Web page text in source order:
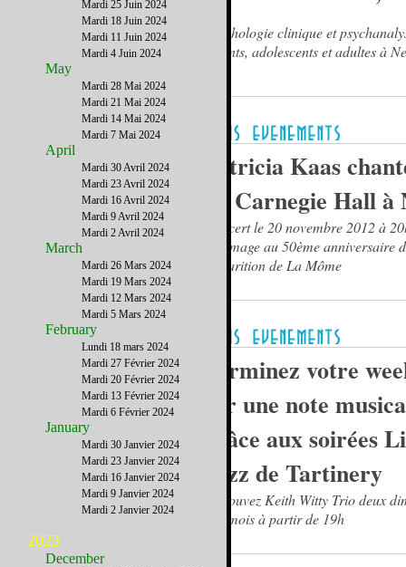
Psychologie clinique et
enfants, adolescents et adultes à
Patricia Kaas
au Carnegie Hall à
Concert le 20 novembre 2012 à
hommage au 50ème anniversaire
disparition de La Môme
Terminez votre
sur une note
grâce aux soirées
Jazz de Tartinery
Retrouvez Keith Witty Trio deux
par mois à partir de 19h
Mardi 25 Juin 2024
Mardi 18 Juin 2024
Mardi 11 Juin 2024
Mardi 4 Juin 2024
May
Mardi 28 Mai 2024
Mardi 21 Mai 2024
Mardi 14 Mai 2024
Mardi 7 Mai 2024
April
Mardi 30 Avril 2024
Mardi 23 Avril 2024
Mardi 16 Avril 2024
Mardi 9 Avril 2024
Mardi 2 Avril 2024
March
Mardi 26 Mars 2024
Mardi 19 Mars 2024
Mardi 12 Mars 2024
Mardi 5 Mars 2024
February
Lundi 18 mars 2024
Mardi 27 Février 2024
Mardi 20 Février 2024
Mardi 13 Février 2024
Mardi 6 Février 2024
January
Mardi 30 Janvier 2024
Mardi 23 Janvier 2024
Mardi 16 Janvier 2024
Mardi 9 Janvier 2024
Mardi 2 Janvier 2024
2023
December